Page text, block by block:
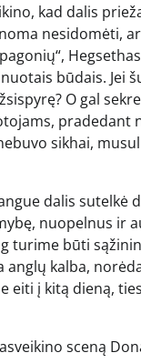
kad dalis
nesidomėti,
būdais. Jei
O gal
sikhai,
dalis sutelkė
nuopelnus ir
turime būti
anglų kalba,
eiti į kitą dieną,
sceną